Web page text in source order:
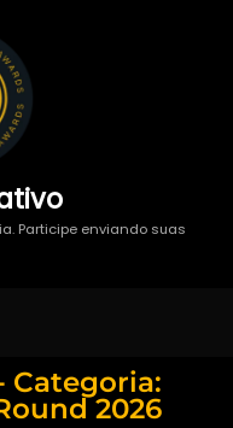
Participe enviando suas
Categoria:
2026